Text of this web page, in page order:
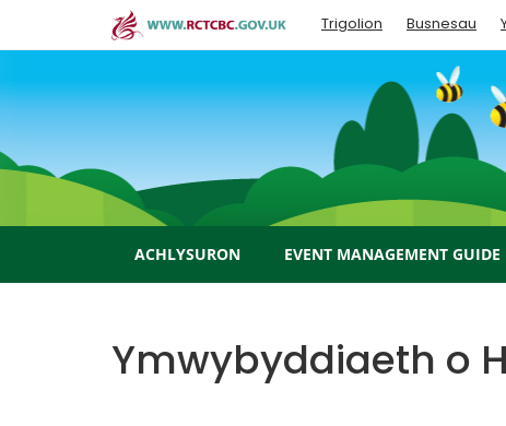
main
Trigolion Busnesau
ACHLYSURON EVENT MANAGEMENT GUIDE
Ymwybyddiaeth o